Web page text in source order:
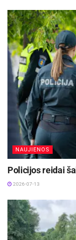
Nepraleiskite
Informaciją
504 484.
Panevėžio
NAUJIENOS
Policijos reidai
2026-07-13